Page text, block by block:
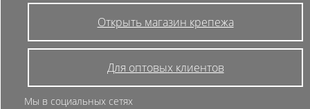
Открыть магазин крепежа
Для оптовых клиентов
Мы в социальных сетях